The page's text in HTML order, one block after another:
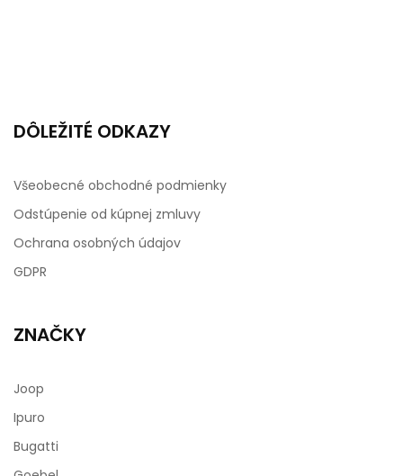
DÔLEŽITÉ ODKAZY
Všeobecné obchodné podmienky
Odstúpenie od kúpnej zmluvy
Ochrana osobných údajov
GDPR
ZNAČKY
Joop
Ipuro
Bugatti